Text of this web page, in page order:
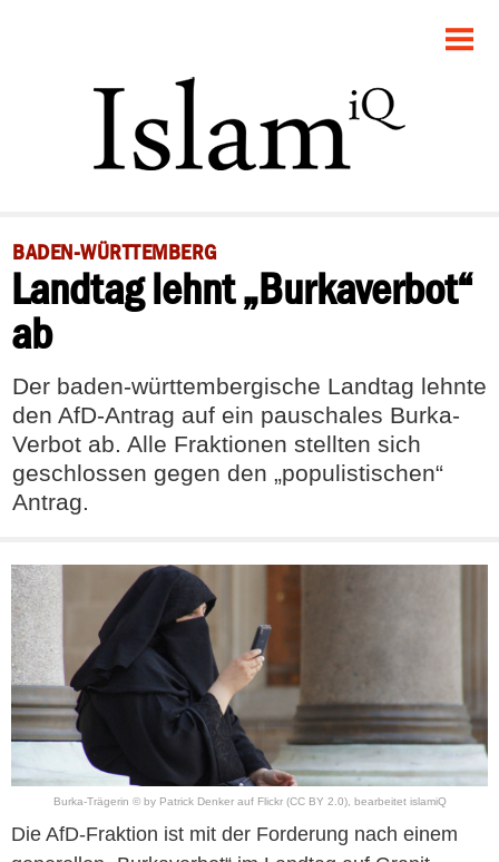
GESELLSCHAFT
POLITIK
RECHT
FEUILLETON
DEBATTE
BADEN-WÜRTTEMBERG
Landtag lehnt „Burkaverbot“
ab
Der baden-württembergische Landtag lehnte
den AfD-Antrag auf ein pauschales Burka-
Verbot ab. Alle Fraktionen stellten sich
geschlossen gegen den „populistischen“
Antrag.
Burka-Trägerin © by Patrick Denker auf Flickr (CC BY 2.0), bearbeitet islamiQ
Die AfD-Fraktion ist mit der Forderung nach einem